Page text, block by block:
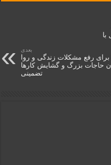
بعدی
برای رفع مشکلات زندگی و روا
حاجات بزرگ و گشایش کارها
تضمینی